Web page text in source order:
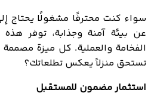
سواء كنت محترفًا مشغولًا يحتاج
عن بيئة آمنة وجذابة، توفر هذه
الفخامة والعملية. كل ميزة
تستحق منزلاً يعكس تطلعاتك؟
استثمار مضمون للمستقبل